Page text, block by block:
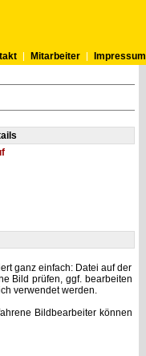
Mitarbeiter
Impressum
ganz einfach: Datei auf der
Bild prüfen, ggf. bearbeiten
verwendet werden.
Bildbearbeiter können